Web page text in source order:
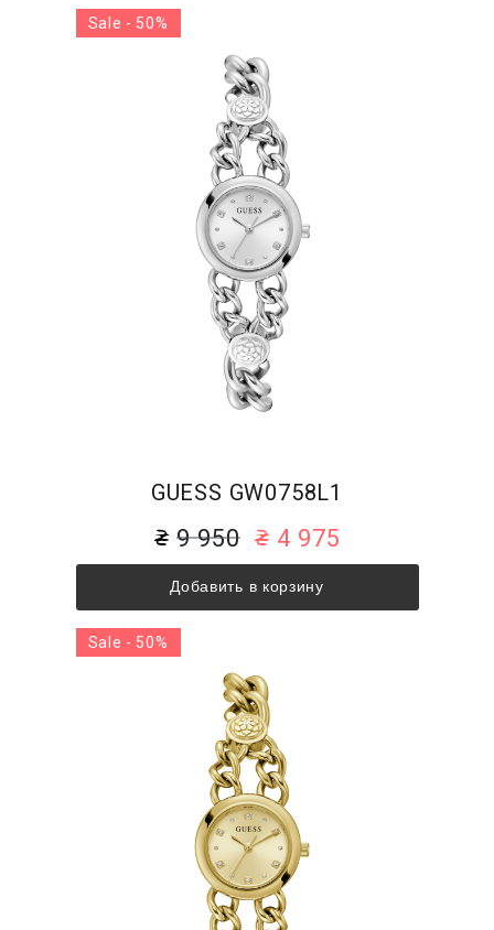
GUESS GW0758L1
9 950 4 975
Добавить в корзину
Sale - 50%
Sale - 50%